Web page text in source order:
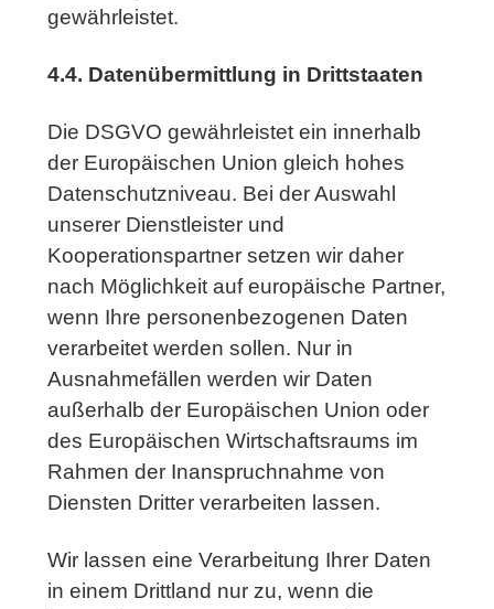
gewährleistet.
4.4. Datenübermittlung in Drittstaaten
Die DSGVO gewährleistet ein innerhalb
der Europäischen Union gleich hohes
Datenschutzniveau. Bei der Auswahl
unserer Dienstleister und
Kooperationspartner setzen wir daher
nach Möglichkeit auf europäische Partner,
wenn Ihre personenbezogenen Daten
verarbeitet werden sollen. Nur in
Ausnahmefällen werden wir Daten
außerhalb der Europäischen Union oder
des Europäischen Wirtschaftsraums im
Rahmen der Inanspruchnahme von
Diensten Dritter verarbeiten lassen.
Wir lassen eine Verarbeitung Ihrer Daten
in einem Drittland nur zu, wenn die